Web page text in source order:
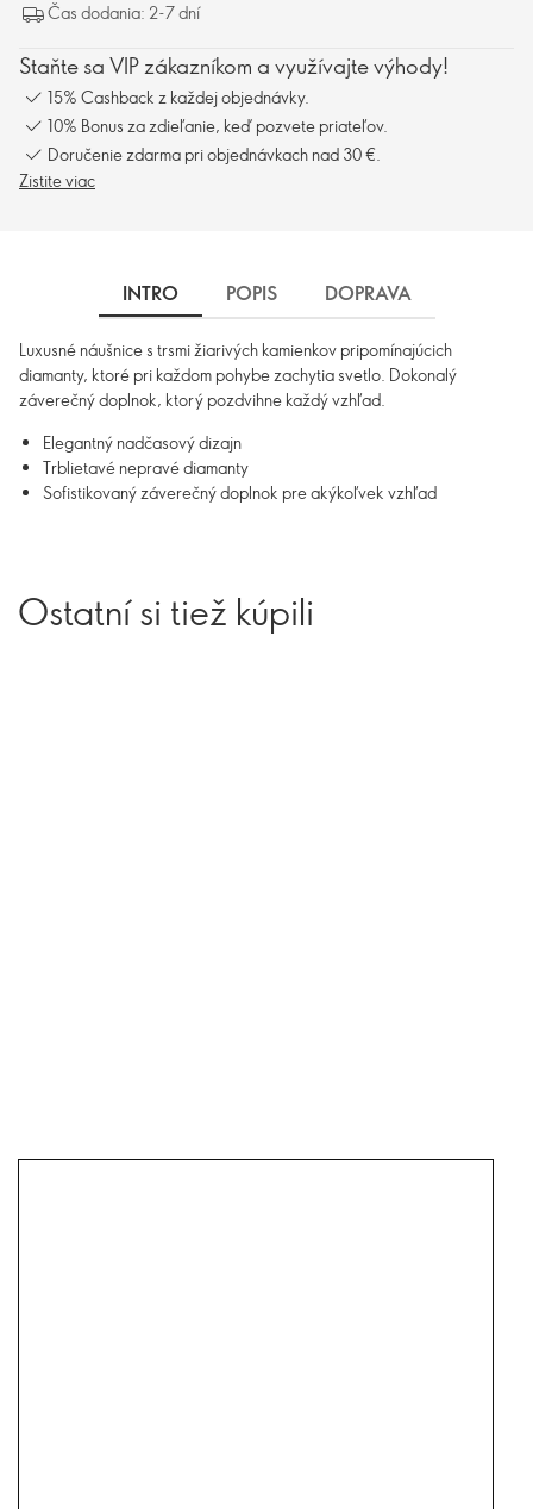
Čas dodania: 2-7 dní
Staňte sa VIP zákazníkom a využívajte výhody!
15% Cashback z každej objednávky.
10% Bonus za zdieľanie, keď pozvete priateľov.
Doručenie zdarma pri objednávkach nad 30 €.
Zistite viac
INTRO POPIS DOPRAVA
Luxusné náušnice s trsmi žiarivých kamienkov pripomínajúcich
diamanty, ktoré pri každom pohybe zachytia svetlo. Dokonalý
záverečný doplnok, ktorý pozdvihne každý vzhľad.
Elegantný nadčasový dizajn
Trblietavé nepravé diamanty
Sofistikovaný záverečný doplnok pre akýkoľvek vzhľad
Ostatní si tiež kúpili